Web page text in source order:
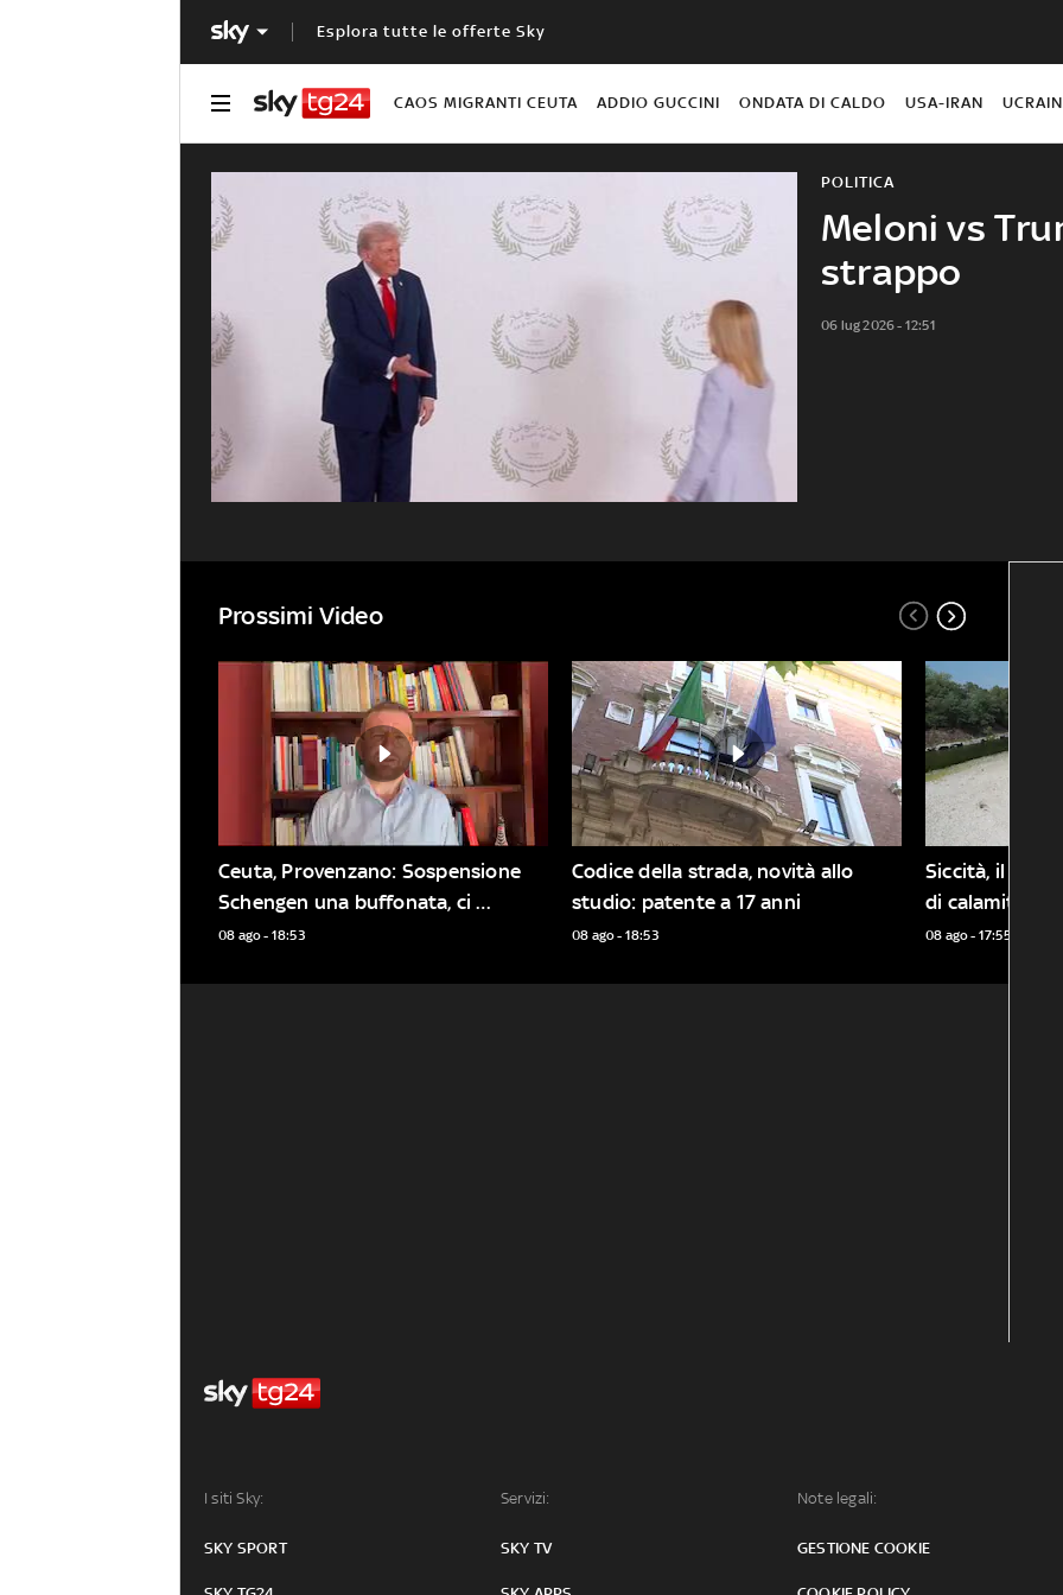
Esplora tutte le offerte Sky
CAOS MIGRANTI CEUTA ADDIO GUCCINI ONDATA DI CALDO USA-IRAN
Meloni vs
strappo
POLITICA
06 lug 2026 - 12:51
Prossimi Video
Ceuta, Provenzano: Sospensione
Schengen una buffonata, ci
rimettono i turisti
08 ago - 18:53
Codice della strada, novità allo
studio: patente a 17 anni
08 ago - 18:53
Siccità, il
di calamità
08 ago - 17:55
I siti Sky:
SKY SPORT
Servizi:
SKY TV
Note legali:
GESTIONE COOKIE